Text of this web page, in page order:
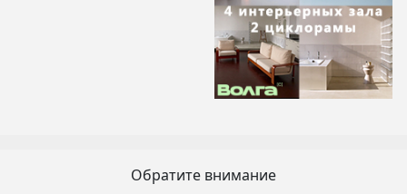
Обратите внимание